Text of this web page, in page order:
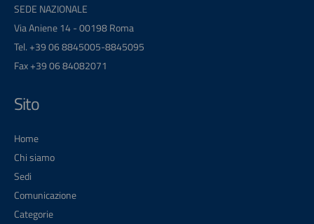
SEDE NAZIONALE
Via Aniene 14 - 00198 Roma
Tel. +39 06 8845005-8845095
Fax +39 06 84082071
Sito
Home
Chi siamo
Sedi
Comunicazione
Categorie